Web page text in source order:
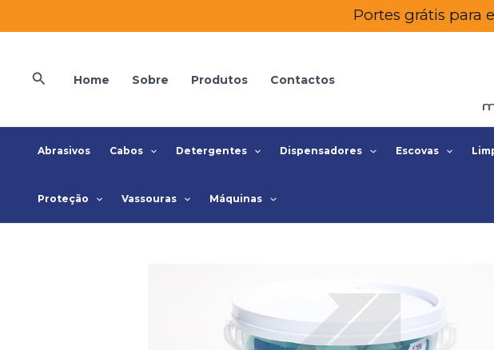
to
Portes grátis para
SearchHome Sobre Produtos Contactos
Abrasivos Cabos Detergentes Dispensadores Escovas
Proteção Vassouras Máquinas